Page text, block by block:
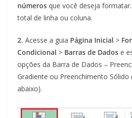
números que você deseja
total de linha ou coluna.
2. Acesse a guia Página Inicial >
Condicional > Barras de Dados e
opções da Barra de Dados –
Gradiente ou Preenchimento Sólido
abaixo).